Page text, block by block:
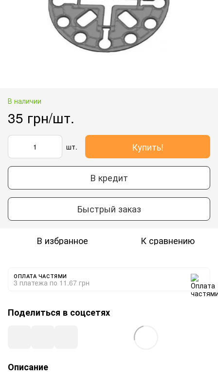
В наличии
35 грн/шт.
шт. Купить!
В кредит
Быстрый заказ
В избранное К сравнению
ОПЛАТА ЧАСТЯМИ
3 платежа по 11.67 грн
Поделиться в соцсетях
Описание